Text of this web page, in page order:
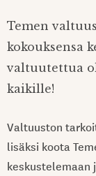
Temen
kokouksensa
valtuutettua
kaikille!
Valtuuston
lisäksi koota
keskustelemaan